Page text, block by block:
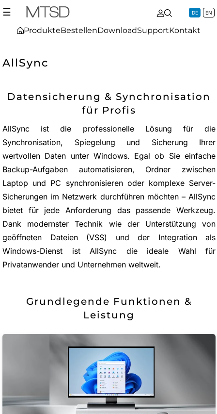
☰
ProdukteBestellenDownloadSupportKontakt
DE EN
AllSync
Datensicherung & Synchronisation
für Profis
AllSync ist die professionelle Lösung für die
Synchronisation, Spiegelung und Sicherung Ihrer
wertvollen Daten unter Windows. Egal ob Sie einfache
Backup-Aufgaben automatisieren, Ordner zwischen
Laptop und PC synchronisieren oder komplexe Server-
Sicherungen im Netzwerk durchführen möchten – AllSync
bietet für jede Anforderung das passende Werkzeug.
Dank modernster Technik wie der Unterstützung von
geöffneten Dateien (VSS) und der Integration als
Windows-Dienst ist AllSync die ideale Wahl für
Privatanwender und Unternehmen weltweit.
Grundlegende Funktionen &
Leistung